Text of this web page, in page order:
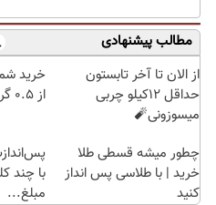
مطالب پیشنهادی
از الان تا آخر تابستون
حداقل 12کیلو چربی
میسوزونی🧨
خرید
از ۰.۵ گرم تا ۱۰ گرم
چطور میشه قسطی طلا
خرید | با طلاسی پس انداز
کنید
با چند
مبلغ...